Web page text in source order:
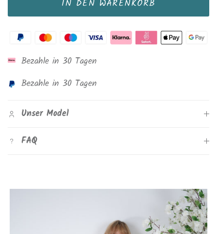
IN DEN WARENKORB
Bezahle in 30 Tagen
Bezahle in 30 Tagen
Unser Model
FAQ